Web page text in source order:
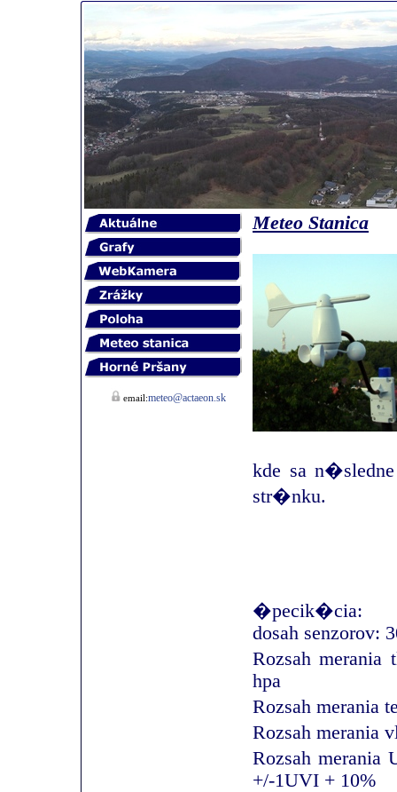
email:meteo@actaeon.sk
Meteo Stanica
kde sa
str�nku.
�pecik�cia:
dosah senzorov:
Rozsah
hpa
Rozsah
Rozsah merania
Rozsah
+/-1UVI + 10%